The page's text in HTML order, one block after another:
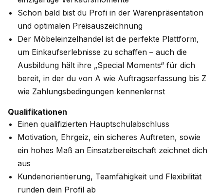
Schon bald bist du Profi in der Warenpräsentation
und optimalen Preisauszeichnung
Der Möbeleinzelhandel ist die perfekte Plattform,
um Einkaufserlebnisse zu schaffen – auch die
Ausbildung hält ihre „Special Moments“ für dich
bereit, in der du von A wie Auftragserfassung bis Z
wie Zahlungsbedingungen kennenlernst
Qualifikationen
Einen qualifizierten Hauptschulabschluss
Motivation, Ehrgeiz, ein sicheres Auftreten, sowie
ein hohes Maß an Einsatzbereitschaft zeichnet dich
aus
Kundenorientierung, Teamfähigkeit und Flexibilität
runden dein Profil ab